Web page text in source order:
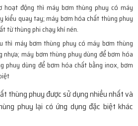
hoạt động thì máy bơm thùng phuy có máy
kiểu quay tay; máy bơm hóa chất thùng phuy
từ thùng phi chạy khí nén.
thì máy bơm thùng phuy có máy bơm thùng
nhựa; máy bơm thùng phuy dùng để bơm hóa
phuy dùng để bơm hóa chất bằng inox, bơm
thùng phuy được sử dụng nhiều nhất và
phuy lại có ứng dụng đặc biệt khác